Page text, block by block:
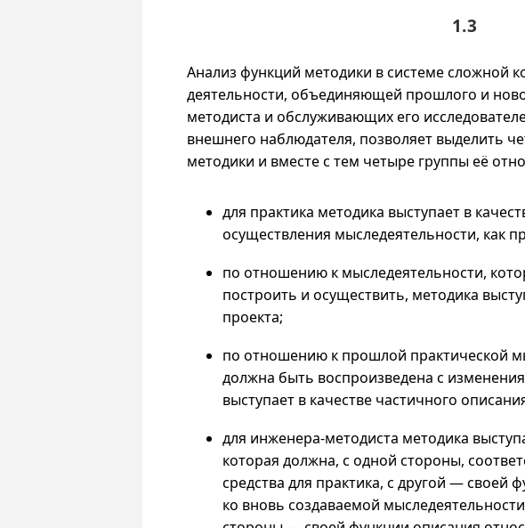
1.3
Анализ функций методики в системе сложной
деятельности, объединяющей прошлого и
методиста и обслуживающих его
внешнего наблюдателя, позволяет выделить
методики и вместе с тем четыре группы её
для практика методика выступает в
осуществления мыследеятельности, как
по отношению к мыследеятельности,
построить и осуществить, методика
проекта;
по отношению к прошлой практической
должна быть воспроизведена с
выступает в качестве частичного
для инженера-методиста методика
которая должна, с одной стороны,
средства для практика, с другой —
ко вновь создаваемой